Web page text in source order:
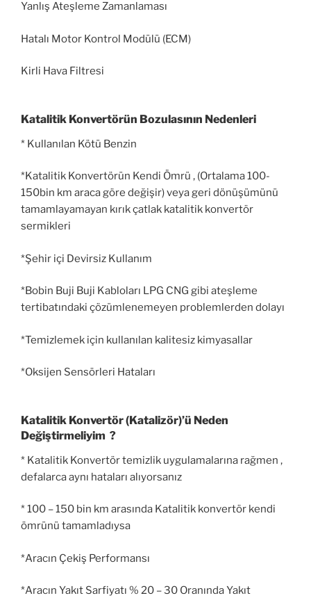
Yanlış Ateşleme Zamanlaması
Hatalı Motor Kontrol Modülü (ECM)
Kirli Hava Filtresi
Katalitik Konvertörün Bozulasının Nedenleri
* Kullanılan Kötü Benzin
*Katalitik Konvertörün Kendi Ömrü , (Ortalama 100-
150bin km araca göre değişir) veya geri dönüşümünü
tamamlayamayan kırık çatlak katalitik konvertör
sermikleri
*Şehir içi Devirsiz Kullanım
*Bobin Buji Buji Kabloları LPG CNG gibi ateşleme
tertibatındaki çözümlenemeyen problemlerden dolayı
*Temizlemek için kullanılan kalitesiz kimyasallar
*Oksijen Sensörleri Hataları
Katalitik Konvertör (Katalizör)’ü Neden
Değiştirmeliyim ?
* Katalitik Konvertör temizlik uygulamalarına rağmen ,
defalarca aynı hataları alıyorsanız
* 100 – 150 bin km arasında Katalitik konvertör kendi
ömrünü tamamladıysa
*Aracın Çekiş Performansı
*Aracın Yakıt Sarfiyatı % 20 – 30 Oranında Yakıt